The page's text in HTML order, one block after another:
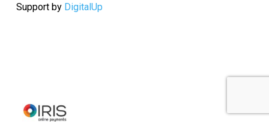
Support by DigitalUp